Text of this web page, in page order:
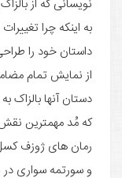
به اینکه چرا
داستان خود را
از نمایش تمام
دستان آنها بالزاک
که مُد مهمترین نقش
رمان های ژوزف
و سورتمه سواری